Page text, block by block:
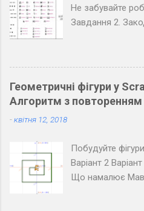
Не забувайте
Завдання 2.
3. Закодуйте
зошитами зі
розкодуйте
Запишіть
Завдання 4.
паузи між
Розкодуйте
Геометричні фігури у
Алгоритм з повторенням
-квітня 12, 2018
Побудуйте
Варіант 2
Що намалює